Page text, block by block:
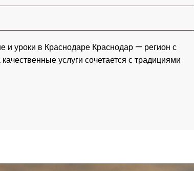
и уроки в Краснодаре Краснодар — регион с
услуги сочетается с традициями